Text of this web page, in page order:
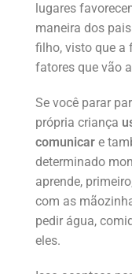
lugares
maneira dos
filho, visto que a
fatores que vão
Se você parar
própria criança
comunicar e
determinado
aprende,
com as
pedir água,
eles.